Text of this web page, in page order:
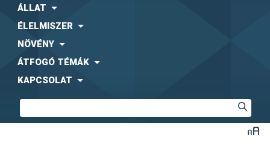
ÁLLAT
ÉLELMISZER
NÖVÉNY
ÁTFOGÓ TÉMÁK
KAPCSOLAT